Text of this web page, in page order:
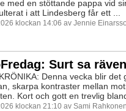
med en stöttande pappa vid
i att Lindesberg får ett ...
klockan 14:06 av Jennie
Surt sa
Denna vecka blir det
skarpa kontraster mellan
Kort och gott en trevlig
klockan 21:10 av Sami